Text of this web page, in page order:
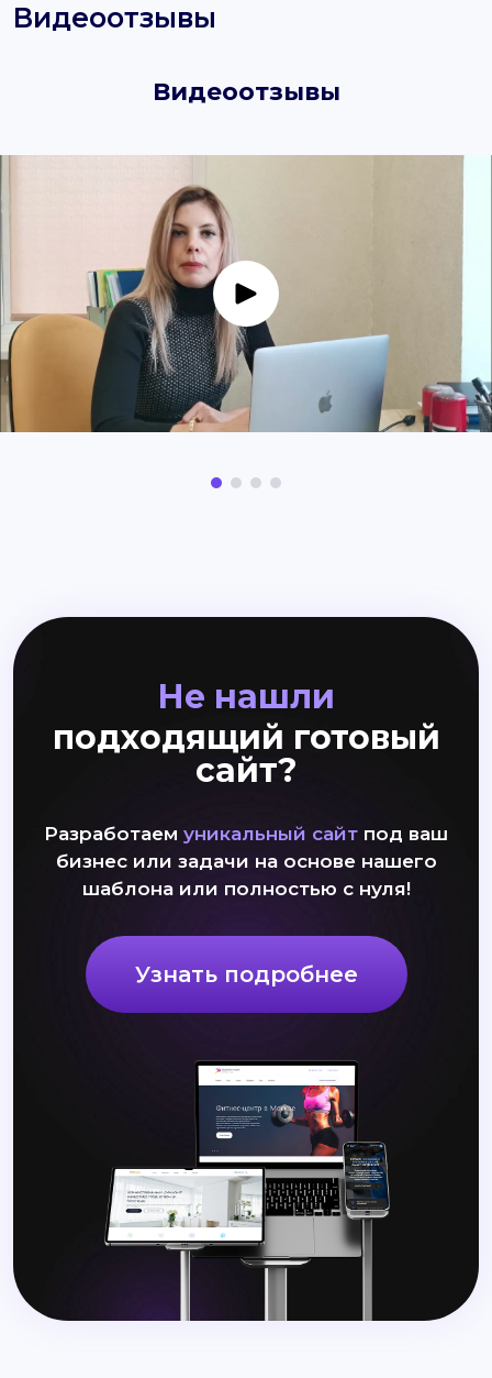
Видеоотзывы
Видеоотзывы
Не нашли
подходящий готовый
сайт?
Разработаем уникальный сайт под ваш
бизнес или задачи на основе нашего
шаблона или полностью с нуля!
Узнать подробнее